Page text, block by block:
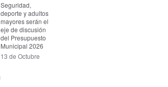
Seguridad,
deporte y adultos
mayores serán el
eje de discusión
del Presupuesto
Municipal 2026
13 de Octubre